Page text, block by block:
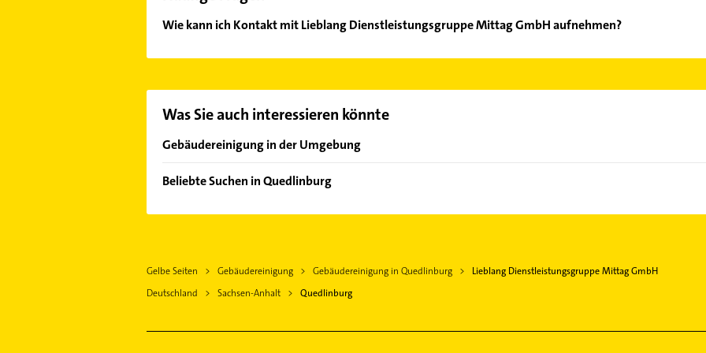
Wie kann ich Kontakt mit Lieblang Dienstleistungsgruppe Mittag GmbH aufnehmen?
Was Sie auch interessieren könnte
Gebäudereinigung in der Umgebung
Halberstadt
Wernigerode
Beliebte Suchen in Quedlinburg
Heizungsfirmen
Gartenbau & Landschaftsbau
Gelbe Seiten Gebäudereinigung Gebäudereinigung in Quedlinburg
Lieblang Dienstleistungsgruppe Mittag GmbH
Deutschland
Sachsen-Anhalt Quedlinburg